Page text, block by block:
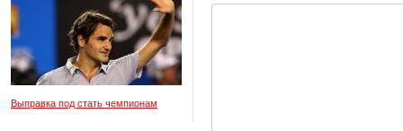
Выправка под стать чемпионам